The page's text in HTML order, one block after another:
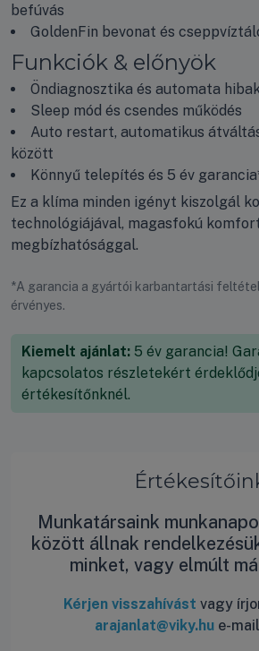
Munkatársaink
között állnak
minket, vagy elmúlt
Kérjen visszahívást vagy
arajanlat@viky.hu e-
befúvás
GoldenFin bevonat és
Funkciók & előnyök
Öndiagnosztika és automata
Sleep mód és csendes működés
Auto restart, automatikus
között
Könnyű telepítés és 5 év
Ez a klíma minden igényt kiszolgál
technológiájával, magasfokú
megbízhatósággal.
*A garancia a gyártói karbantartási
érvényes.
Kiemelt ajánlat: 5 év garancia!
kapcsolatos részletekért
értékesítőnknél.